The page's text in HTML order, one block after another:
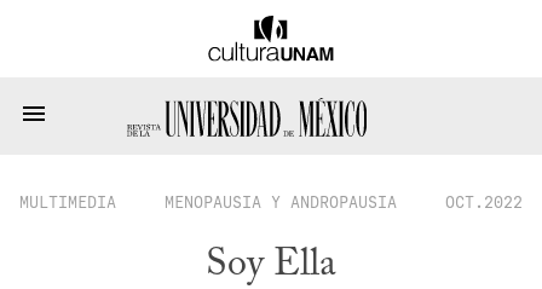
MULTIMEDIA MENOPAUSIA Y ANDROPAUSIA OCT.2022
Soy Ella